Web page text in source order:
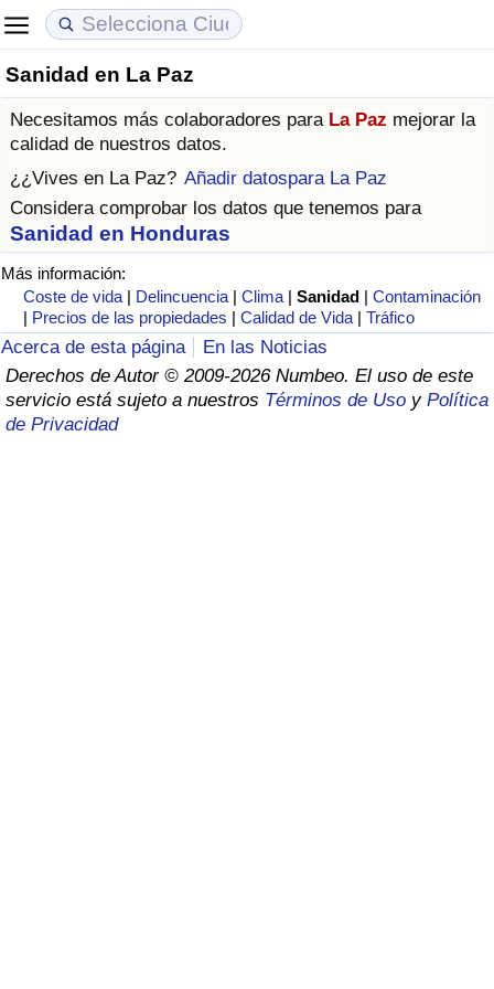
Sanidad en La Paz
Necesitamos más colaboradores para La Paz mejorar la
calidad de nuestros datos.
¿¿Vives en La Paz? Añadir datospara La Paz
Considera comprobar los datos que tenemos para
Sanidad en Honduras
Más información:
Coste de vida | Delincuencia |Clima |Sanidad |Contaminación
| Precios de las propiedades |Calidad de Vida |Tráfico
Acerca de esta página
En las Noticias
Derechos de Autor © 2009-2026 Numbeo. El uso de este
servicio está sujeto a nuestros Términos de Uso y Política
de Privacidad
Coste de vida
Índice de Costo de Vida (Actual)
Índice de Costo de Vida
Índice de costo de vida por país
en aqaba
Precios de las propiedades
Índice de Precios de Inmuebles (Actual)
Índice de Precios de Inmuebles
Índice de Precios de Inmuebles por País
Calidad de Vida
Índice de Calidad de Vida
Índice de Calidad de Vida (Actual)
Índice de calidad de vida por país
Delincuencia
Calificación del Índice de Criminalidad
(Actual)